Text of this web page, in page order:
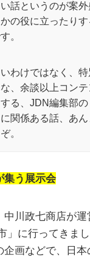
話というのが案外
の役に立ったり
。
わけではなく、
、余談以上コン
る、JDN編集部の
関係ある話、あん
。
集う展示会
川政七商店が運
」に行ってきま
企画などで、日